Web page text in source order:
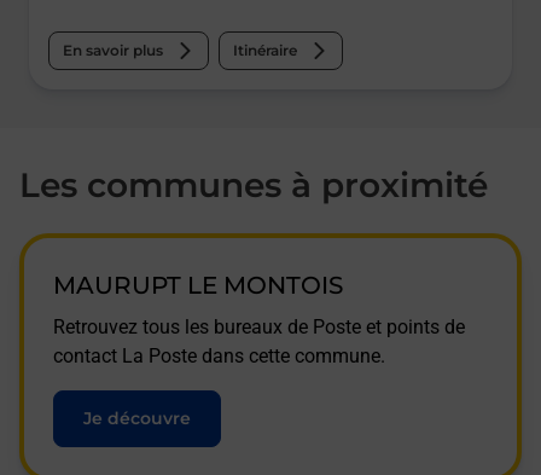
En savoir plus Itinéraire
Les communes à proximité
MAURUPT LE MONTOIS
Retrouvez tous les bureaux de Poste et points de
contact La Poste dans cette commune.
Je découvre